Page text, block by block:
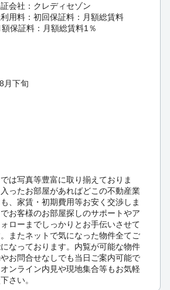
会社：クレディセゾン
用料：初回保証料：月額総賃料
保証料：月額総賃料1％
月下旬
は写真等豊富に取り揃えておりま
ったお部屋があればどこの不動産業
、家賃・初期費用等お安く交渉しま
お客様のお部屋探しのサポートやア
ローまでしっかりとお手伝いさせて
またネットで気になった物件全てご
なっております。内覧が可能な物件
お問合せなしでも当日ご案内可能で
ンライン内見や現地集合等もお気軽
さい。